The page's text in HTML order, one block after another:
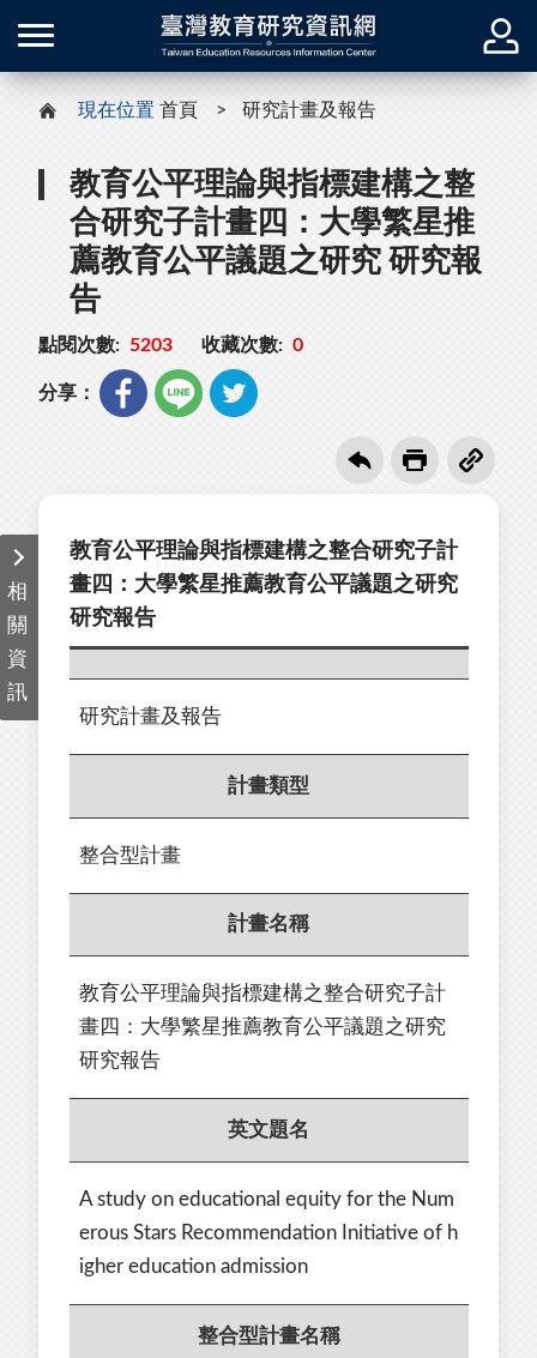
現在位置 首頁 研究計畫及報告
教育公平理論與指標建構之整
合研究子計畫四：大學繁星推
薦教育公平議題之研究 研究報
告
點閱次數: 5203 收藏次數: 0
分享：
相
關
資
訊
教育公平理論與指標建構之整合研究子計
畫四：大學繁星推薦教育公平議題之研究
研究報告
研究計畫及報告
計畫類型
整合型計畫
計畫名稱
教育公平理論與指標建構之整合研究子計
畫四：大學繁星推薦教育公平議題之研究
研究報告
英文題名
A study on educational equity for the Num
erous Stars Recommendation Initiative of h
igher education admission
整合型計畫名稱